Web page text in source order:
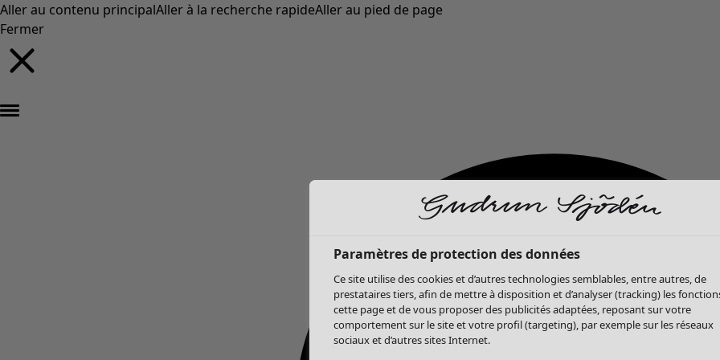
Aller au contenu principalAller à la recherche rapideAller au pied de page
Fermer
Paramètres de protection des données
Ce site utilise des cookies et d’autres technologies semblables, entre autres, de
prestataires tiers, afin de mettre à disposition et d’analyser (tracking) les
cette page et de vous proposer des publicités adaptées, reposant sur votre
comportement sur le site et votre profil (targeting), par exemple sur les réseaux
sociaux et d’autres sites Internet.